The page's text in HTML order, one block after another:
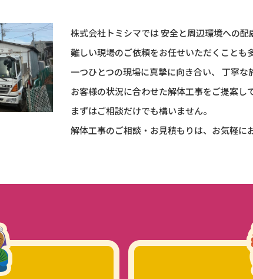
株式会社トミシマでは 安全と周辺環境への
難しい現場のご依頼をお任せいただくことも
一つひとつの現場に真摯に向き合い、 丁寧な
お客様の状況に合わせた解体工事をご提案し
まずはご相談だけでも構いません。
解体工事のご相談・お見積もりは、お気軽に